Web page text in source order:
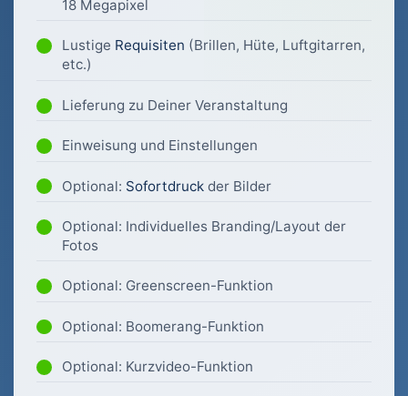
18 Megapixel
Lustige Requisiten (Brillen, Hüte, Luftgitarren,
etc.)
Lieferung zu Deiner Veranstaltung
Einweisung und Einstellungen
Optional: Sofortdruck der Bilder
Optional: Individuelles Branding/Layout der
Fotos
Optional: Greenscreen-Funktion
Optional: Boomerang-Funktion
Optional: Kurzvideo-Funktion